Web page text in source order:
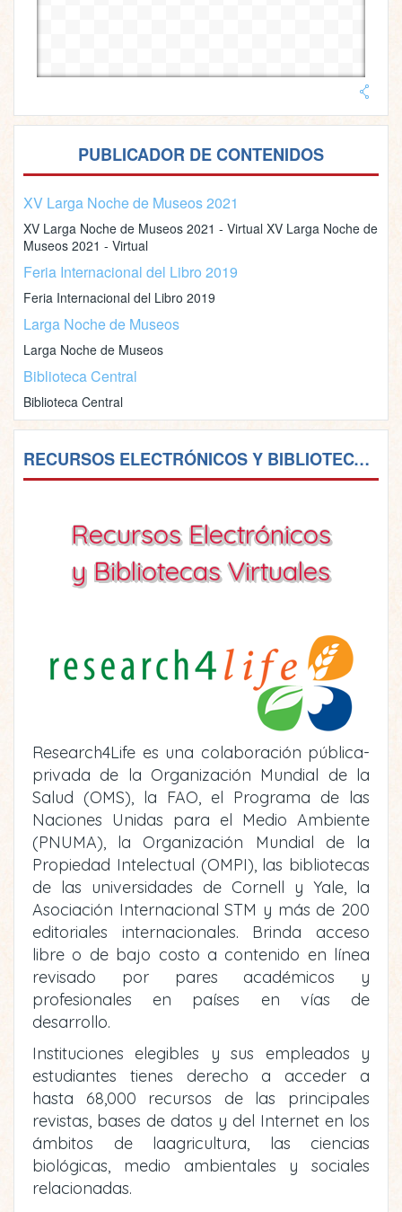
PUBLICADOR DE CONTENIDOS
XV Larga Noche de Museos 2021
XV Larga Noche de Museos 2021 - Virtual XV Larga Noche de
Museos 2021 - Virtual
Feria Internacional del Libro 2019
Feria Internacional del Libro 2019
Larga Noche de Museos
Larga Noche de Museos
Biblioteca Central
Biblioteca Central
RECURSOS ELECTRÓNICOS Y BIBLIOTECAS VIRTUALES
Recursos Electrónicos
y Bibliotecas Virtuales
Research4Life es una colaboración pública-
privada de la Organización Mundial de la
Salud (OMS), la FAO, el Programa de las
Naciones Unidas para el Medio Ambiente
(PNUMA), la Organización Mundial de la
Propiedad Intelectual (OMPI), las bibliotecas
de las universidades de Cornell y Yale, la
Asociación Internacional STM y más de 200
editoriales internacionales. Brinda acceso
libre o de bajo costo a contenido en línea
revisado por pares académicos y
profesionales en países en vías de
desarrollo.
Instituciones elegibles y sus empleados y
estudiantes tienes derecho a acceder a
hasta 68,000 recursos de las principales
revistas, bases de datos y del Internet en los
ámbitos de laagricultura, las ciencias
biológicas, medio ambientales y sociales
relacionadas.